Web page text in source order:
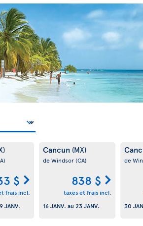
$
frais incl.
JANV.
Cancun (MX)
de Windsor(CA)
838 $
taxes et frais incl.
16 JANV. au 23 JANV.
de
30